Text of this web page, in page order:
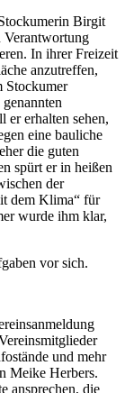
Birgit
Verantwortung
In ihrer Freizeit
anzutreffen,
Stockumer
erhalten sehen,
eine bauliche
die guten
spürt er in heißen
der
dem Klima“ für
wurde ihm klar,
vor sich.
und mehr
Meike Herbers.
ansprechen, die